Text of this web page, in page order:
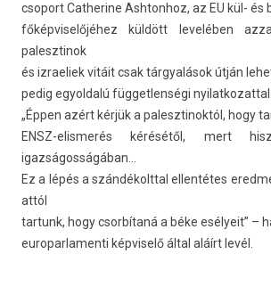
csoport Cat­herine As­hton­hoz, az EU kül- és
főkép­viselőjéhez küldött levelében
palesztinok
és iz­raeliek vitáit csak tárgyalások útján
pedig egyold­alú füg­getlen­ségi nyilat­kozatt­al.
„Éppen azért kérjük a palesztinok­tól, hogy
ENSZ-elismerés kérésétől, mert
igazságosságában…
Ez a lépés a szán­dékoltt­al el­lentétes
attól
tar­tunk, hogy csorbítaná a béke esélyeit” –
europar­lamen­ti kép­viselő által aláírt levél.